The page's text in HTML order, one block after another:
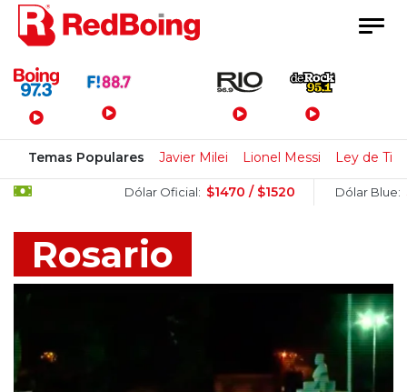
Menú Principal
Temas Populares Javier Milei Lionel Messi Ley de
Dólar Oficial: $1470 / $1520 Dólar Blue: $1520 /
Rosario